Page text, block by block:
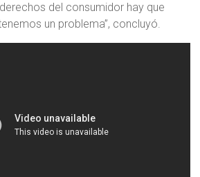
del consumidor hay que
un problema”, concluyó.